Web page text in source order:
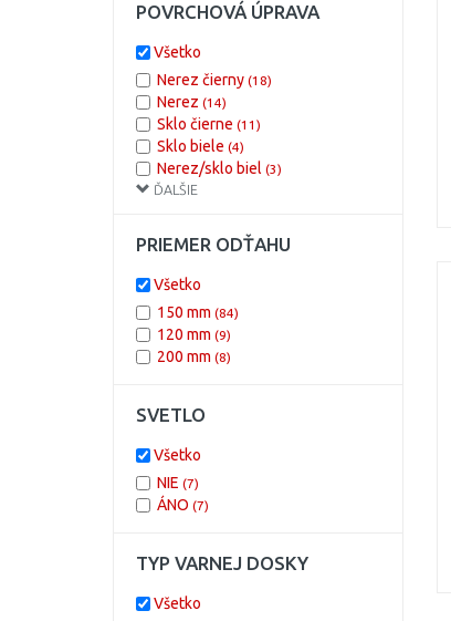
POVRCHOVÁ ÚPRAVA
ĎALŠIE
Všetko
Nerez čierny (18)
Nerez (14)
Sklo čierne (11)
Sklo biele (4)
Nerez/sklo biel (3)
Sklo (3)
Nerez hnedý(1)
Nerez/sklo
Nerez/sklo čierne
PRIEMER ODŤAHU
Všetko
150 mm (84)
120 mm (9)
200 mm (8)
SVETLO
Všetko
NIE (7)
ÁNO (7)
TYP VARNEJ DOSKY
Všetko